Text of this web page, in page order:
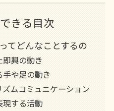
きる目次
てどんなことするの
興の動き
手や足の動き
ムコミュニケーション
現する活動